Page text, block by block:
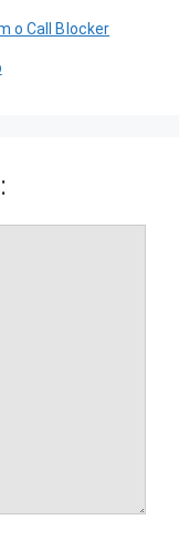
o Call Blocker